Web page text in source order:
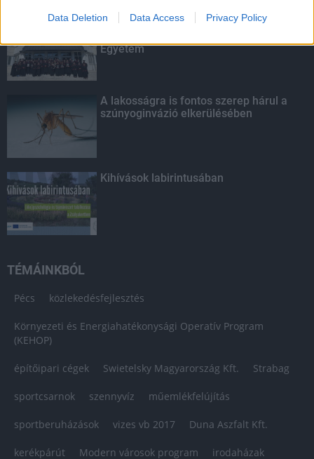
Data Deletion Data Access Privacy Policy
Kecskeméten is szakirányú
Egyetem
A lakosságra is fontos szerep hárul a
szúnyoginvázió elkerülésében
Kihívások labirintusában
TÉMÁINKBÓL
Pécs közlekedésfejlesztés
Környezeti és Energiahatékonysági Operatív Program
(KEHOP)
építőipari cégek Swietelsky Magyarország Kft. Strabag
sportcsarnok szennyvíz műemlékfelújítás
sportberuházások vizes vb 2017 Duna Aszfalt Kft.
kerékpárút Modern városok program irodaházak